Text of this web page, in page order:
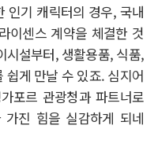
인기 캐릭터의 경우, 국내
이센스 계약을 체결한 것
시설부터, 생활용품, 식품,
쉽게 만날 수 있죠. 심지어
포르 관광청과 파트너로
가진 힘을 실감하게 되네